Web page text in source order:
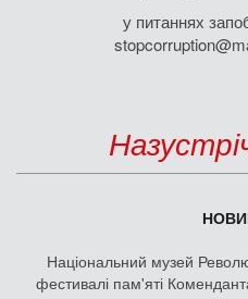
у питаннях
Національний музей
фестивалі пам'яті